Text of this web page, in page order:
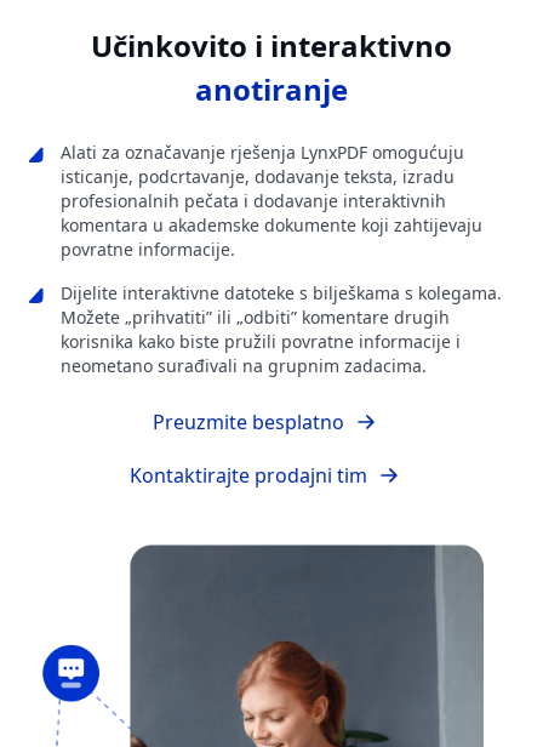
Učinkovito i interaktivno
anotiranje
Alati za označavanje rješenja LynxPDF omogućuju
isticanje, podcrtavanje, dodavanje teksta, izradu
profesionalnih pečata i dodavanje interaktivnih
komentara u akademske dokumente koji zahtijevaju
povratne informacije.
Dijelite interaktivne datoteke s bilješkama s kolegama.
Možete „prihvatiti” ili „odbiti” komentare drugih
korisnika kako biste pružili povratne informacije i
neometano surađivali na grupnim zadacima.
Preuzmite besplatno
Kontaktirajte prodajni tim